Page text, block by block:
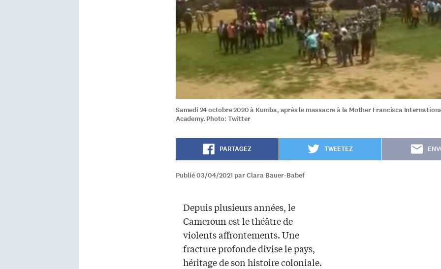
Samedi 24 octobre 2020 à Kumba, après le massacre à la Mother Francisca
Academy. Photo: Twitter
PARTAGEZ TWEETEZ
Publié 03/04/2021 par Clara Bauer-Babef
Depuis plusieurs années, le
Cameroun est le théâtre de
violents affrontements. Une
fracture profonde divise le pays,
héritage de son histoire coloniale.